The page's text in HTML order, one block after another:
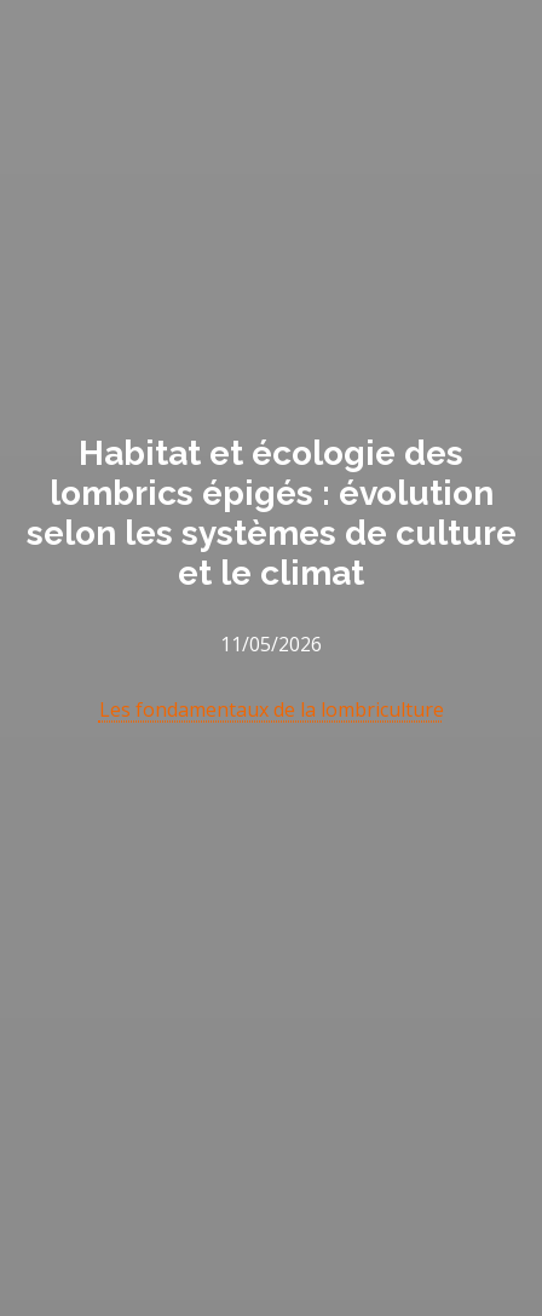
Habitat et écologie des
lombrics épigés : évolution
selon les systèmes de culture
et le climat
11/05/2026
Les fondamentaux de la lombriculture